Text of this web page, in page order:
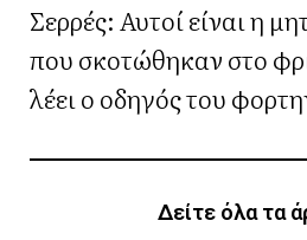
Σερρές: Αυτοί είναι η
που σκοτώθηκαν στο
λέει ο οδηγός του
Δείτε όλα τα